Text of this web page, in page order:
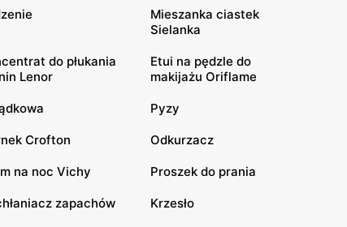
Mieszanka ciastek
Sielanka
do płukania
Lenor
Etui na pędzle do
makijażu Oriflame
Pyzy
Crofton Odkurzacz
na noc Vichy Proszek do prania
zapachów Krzesło